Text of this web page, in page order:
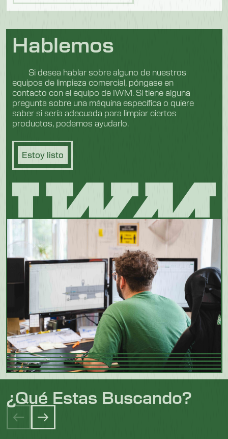
Hablemos
Si desea hablar sobre alguno de nuestros
equipos de limpieza comercial, póngase en
contacto con el equipo de IWM. Si tiene alguna
pregunta sobre una máquina específica o quiere
saber si sería adecuada para limpiar ciertos
productos, podemos ayudarlo.
Estoy listo
¿Qué Estas Buscando?